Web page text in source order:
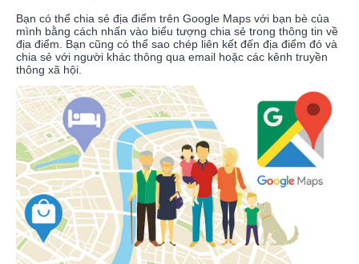
Bạn có thể chia sẻ địa điểm trên Google Maps với bạn bè của
mình bằng cách nhấn vào biểu tượng chia sẻ trong thông tin về
địa điểm. Bạn cũng có thể sao chép liên kết đến địa điểm đó và
chia sẻ với người khác thông qua email hoặc các kênh truyền
thông xã hội.